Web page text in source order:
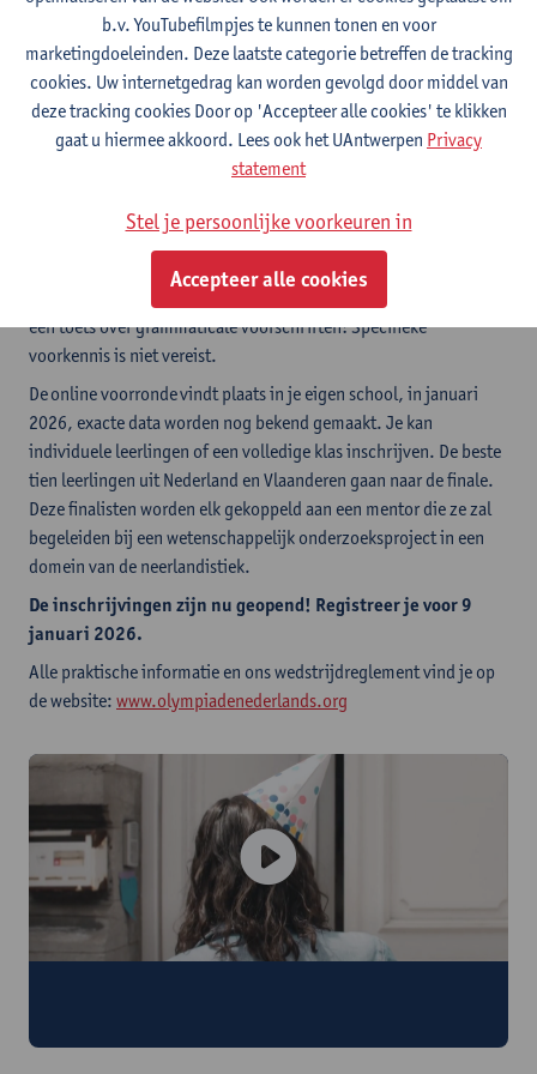
Wanneer?Voorronde: januari 2026
Locatie:Op school
Praktisch:schrijf je leerlingen nu in via dewebsite van de
Olympiade Nederlands
De Olympiade Nederlands is een wedstrijd waarin
leerlingen vragen moeten oplossen over de Nederlandse taal en
literatuur. Ze bestaat uit avontuurlijke opdrachten en puzzels die
op speelse wijze hun talent voor taal- en literatuurwetenschap
testen. Verwacht dus géén Groot Dictee der Nederlandse taal of
een toets over grammaticale voorschriften! Specifieke
voorkennis is niet vereist.
De online voorronde vindt plaats in je eigen school, in januari
2026, exacte data worden nog bekend gemaakt. Je kan
individuele leerlingen of een volledige klas inschrijven. De beste
tien leerlingen uit Nederland en Vlaanderen gaan naar de finale.
Deze finalisten worden elk gekoppeld aan een mentor die ze zal
begeleiden bij een wetenschappelijk onderzoeksproject in een
domein van de neerlandistiek.
De inschrijvingen zijn nu geopend! Registreer je voor 9
januari 2026.
Alle praktische informatie en ons wedstrijdreglement vind je op
de website: www.olympiadenederlands.org
b.v. YouTubefilmpjes te kunnen tonen en voor
marketingdoeleinden. Deze laatste categorie betreffen de tracking
cookies. Uw internetgedrag kan worden gevolgd door middel van
deze tracking cookies Door op 'Accepteer alle cookies' te klikken
gaat u hiermee akkoord. Lees ook het UAntwerpen Privacy
statement
Stel je persoonlijke voorkeuren in
Accepteer alle cookies